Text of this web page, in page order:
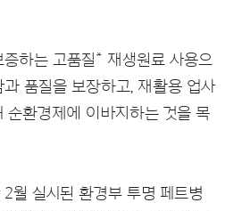
하는 고품질 * 재생원료 사용으
과 품질을 보장하고, 재활용 업사
순환경제에 이바지하는 것을 목
월 실시된 환경부 투명 페트병